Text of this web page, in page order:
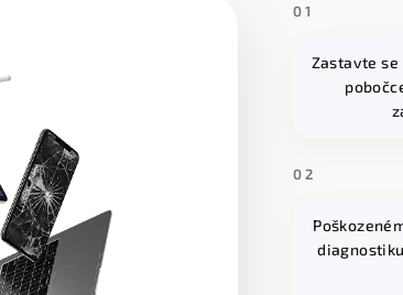
01
Zastavte se
02